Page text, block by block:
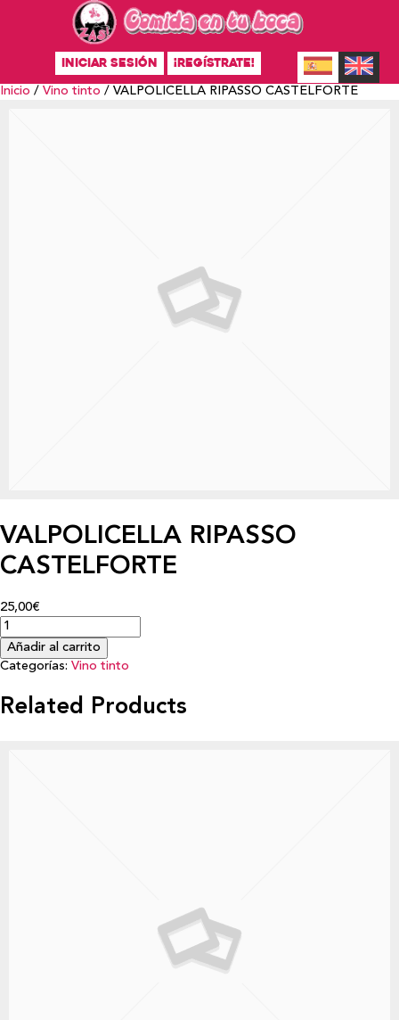
INICIAR SESIÓN ¡REGÍSTRATE!
Inicio / Vino tinto / VALPOLICELLA RIPASSO CASTELFORTE
VALPOLICELLA RIPASSO
CASTELFORTE
25,00€
Añadir al carrito
Categorías: Vino tinto
Related Products